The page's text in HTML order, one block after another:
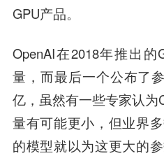
GPU产品。
OpenAI在2018年推出
量，而最后一个公布了
亿，虽然有一些专家认为
量有可能更小，但业界
的模型就以为这更大的